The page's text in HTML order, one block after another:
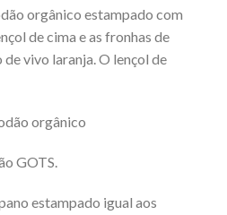
orgânico estampado com
de cima e as fronhas de
vivo laranja. O lençol de
orgânico
GOTS.
estampado igual aos